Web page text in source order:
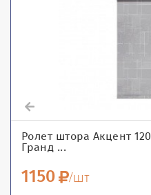
Ролет штора Акцент
Гранд ...
1150 /шт